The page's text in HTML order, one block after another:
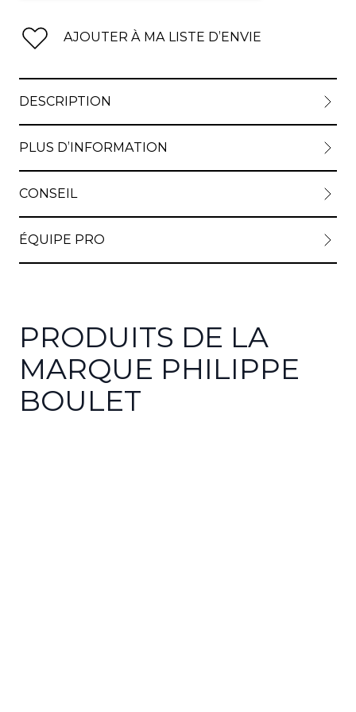
AJOUTER À MA LISTE D’ENVIE
DESCRIPTION
PLUS D’INFORMATION
CONSEIL
ÉQUIPE PRO
PRODUITS DE LA
MARQUE PHILIPPE
BOULET